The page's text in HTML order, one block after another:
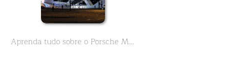
Aprenda tudo sobre o Porsche Museeum em Stuttgart em 9 lições